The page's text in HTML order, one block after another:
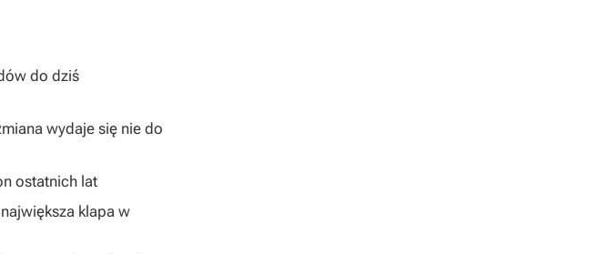
do dziś
wydaje się nie do
ostatnich lat
klapa w